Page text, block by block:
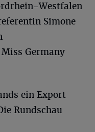
Westfalen
Simone
Germany
ein Export
Rundschau